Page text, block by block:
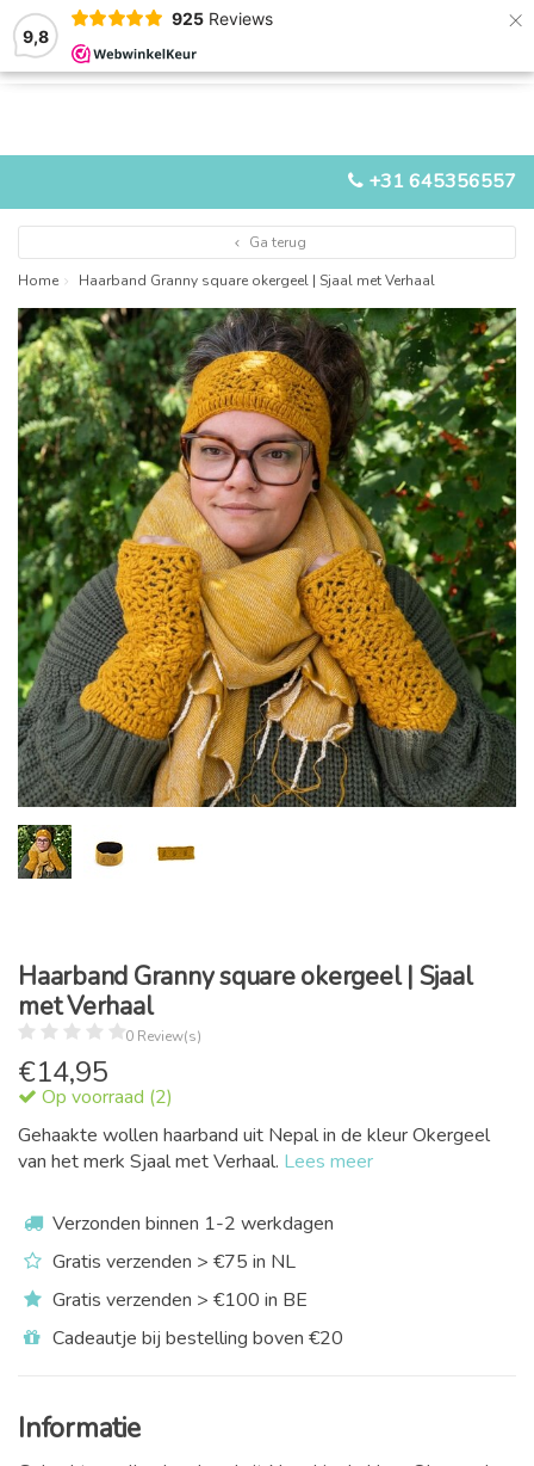
9,8
925 Reviews ×
+31 645356557
MENU
Ga terug
Home
Haarband Granny square okergeel | Sjaal met Verhaal
Haarband Granny square okergeel | Sjaal
met Verhaal
0 Review(s)
€14,95
Op voorraad (2)
Gehaakte wollen haarband uit Nepal in de kleur Okergeel
van het merk Sjaal met Verhaal. Lees meer
Verzonden binnen 1-2 werkdagen
Gratis verzenden > €75 in NL
Gratis verzenden > €100 in BE
Cadeautje bij bestelling boven €20
Informatie